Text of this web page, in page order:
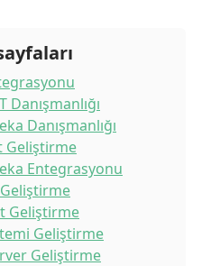
Danışmanlığı
Geliştirme
Entegrasyonu
Geliştirme
Geliştirme
Geliştirme